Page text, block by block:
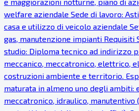
e maggiorazioni notturne, piano di
welfare aziendale Sede di lavoro:
casa e utilizzo di veicolo aziendale
gas, manutenzione impianti Requisiti
studio: Diploma tecnico ad indirizzo
meccanico, meccatronico, elettrico,
costruzioni ambiente e territorio.
maturata in almeno uno degli ambiti:
meccatronico, idraulico,